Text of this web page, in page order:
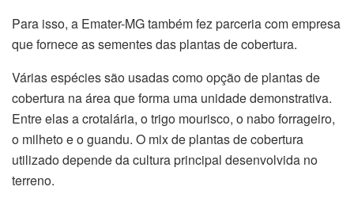
Para isso, a Emater-MG também fez parceria com empresa
que fornece as sementes das plantas de cobertura.
Várias espécies são usadas como opção de plantas de
cobertura na área que forma uma unidade demonstrativa.
Entre elas a crotalária, o trigo mourisco, o nabo forrageiro,
o milheto e o guandu. O mix de plantas de cobertura
utilizado depende da cultura principal desenvolvida no
terreno.